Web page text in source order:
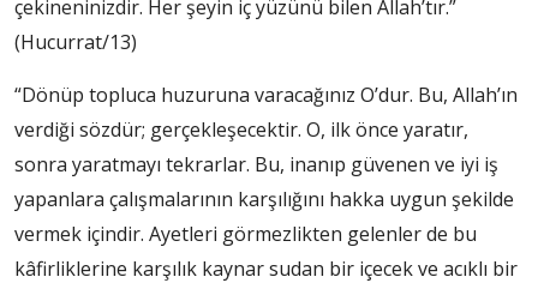
çekineninizdir. Her şeyin iç yüzünü bilen Allah’tır.”
(Hucurrat/13)
“Dönüp topluca huzuruna varacağınız O’dur. Bu, Allah’ın
verdiği sözdür; gerçekleşecektir. O, ilk önce yaratır,
sonra yaratmayı tekrarlar. Bu, inanıp güvenen ve iyi iş
yapanlara çalışmalarının karşılığını hakka uygun şekilde
vermek içindir. Ayetleri görmezlikten gelenler de bu
kâfirliklerine karşılık kaynar sudan bir içecek ve acıklı bir